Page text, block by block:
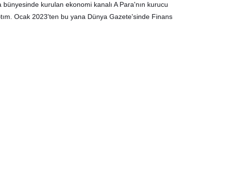
kurulan ekonomi kanalı A Para'nın kurucu
Ocak 2023'ten bu yana Dünya Gazete'sinde Finans